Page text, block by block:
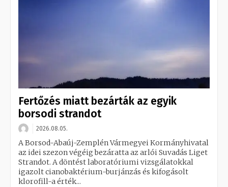
Fertőzés miatt bezárták az egyik
borsodi strandot
2026.08.05.
A Borsod-Abaúj-Zemplén Vármegyei Kormányhivatal
az idei szezon végéig bezáratta az arlói Suvadás Liget
Strandot. A döntést laboratóriumi vizsgálatokkal
igazolt cianobaktérium-burjánzás és kifogásolt
klorofill-a érték...